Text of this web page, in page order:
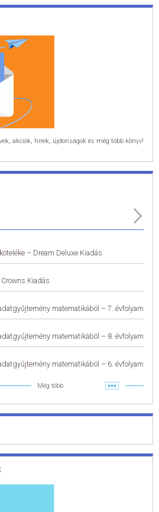
akciók, hírek, újdonságok és még több könyv!
– Dream Deluxe Kiadás
Kiadás
matematikából – 7. évfolyam
matematikából – 8. évfolyam
matematikából – 6. évfolyam
Még több